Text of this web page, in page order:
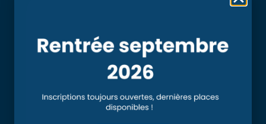
Recherche
Clinique ostéopathique interne du CSO Paris
Service aux étudiants